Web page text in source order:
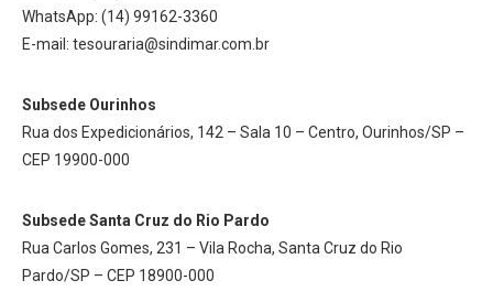
WhatsApp: (14) 99162-3360
E-mail: tesouraria@sindimar.com.br
Subsede Ourinhos
Rua dos Expedicionários, 142 – Sala 10 – Centro, Ourinhos/SP –
CEP 19900-000
Subsede Santa Cruz do Rio Pardo
Rua Carlos Gomes, 231 – Vila Rocha, Santa Cruz do Rio
Pardo/SP – CEP 18900-000